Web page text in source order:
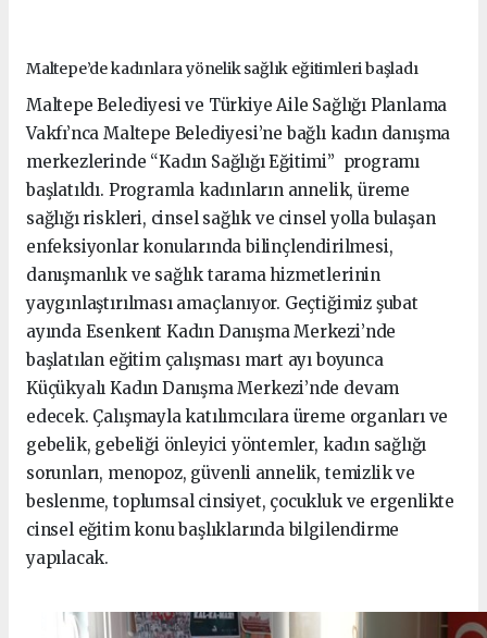
Maltepe’de kadınlara yönelik sağlık eğitimleri başladı
Maltepe Belediyesi ve Türkiye Aile Sağlığı Planlama
Vakfı’nca Maltepe Belediyesi’ne bağlı kadın danışma
merkezlerinde “Kadın Sağlığı Eğitimi” programı
başlatıldı. Programla kadınların annelik, üreme
sağlığı riskleri, cinsel sağlık ve cinsel yolla bulaşan
enfeksiyonlar konularında bilinçlendirilmesi,
danışmanlık ve sağlık tarama hizmetlerinin
yaygınlaştırılması amaçlanıyor. Geçtiğimiz şubat
ayında Esenkent Kadın Danışma Merkezi’nde
başlatılan eğitim çalışması mart ayı boyunca
Küçükyalı Kadın Danışma Merkezi’nde devam
edecek. Çalışmayla katılımcılara üreme organları ve
gebelik, gebeliği önleyici yöntemler, kadın sağlığı
sorunları, menopoz, güvenli annelik, temizlik ve
beslenme, toplumsal cinsiyet, çocukluk ve ergenlikte
cinsel eğitim konu başlıklarında bilgilendirme
yapılacak.